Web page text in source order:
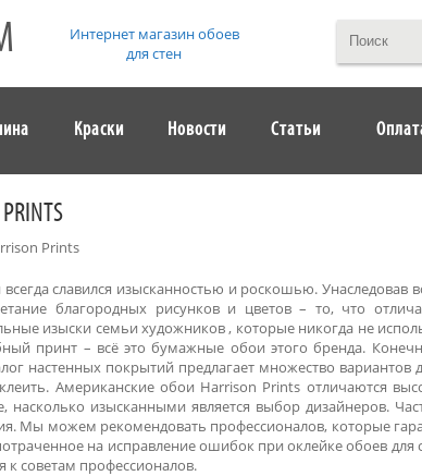
Интернет магазин обоев
для стен
Краски Новости Статьи
Prints
славился изысканностью и роскошью.
благородных рисунков и цветов – то, что
изыски семьи художников , которые никогда не
принт – всё это бумажные обои этого бренда.
настенных покрытий предлагает множество
Американские обои Harrison Prints отличаются
насколько изысканными является выбор дизайнеров.
Мы можем рекомендовать профессионалов, которые
на исправление ошибок при оклейке обоев
к советам профессионалов.